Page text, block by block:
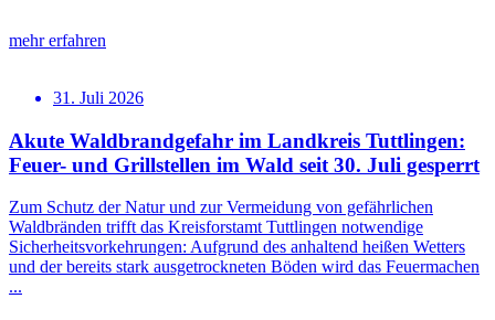
mehr erfahren
31. Juli 2026
Akute Waldbrandgefahr im Landkreis Tuttlingen:
Feuer- und Grillstellen im Wald seit 30. Juli gesperrt
Zum Schutz der Natur und zur Vermeidung von gefährlichen
Waldbränden trifft das Kreisforstamt Tuttlingen notwendige
Sicherheitsvorkehrungen: Aufgrund des anhaltend heißen Wetters
und der bereits stark ausgetrockneten Böden wird das Feuermachen
...